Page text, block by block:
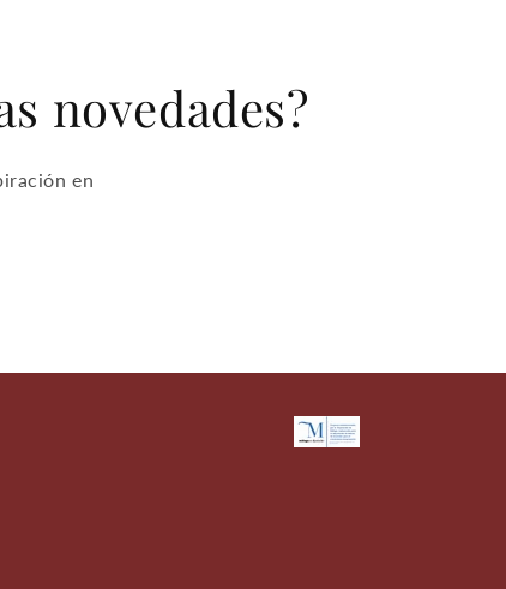
novedades?
en